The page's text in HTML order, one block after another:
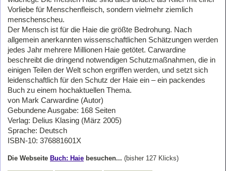
Vorliebe für Menschenfleisch, sondern vielmehr ziemlich
menschenscheu.
Der Mensch ist für die Haie die größte Bedrohung. Nach
allgemein anerkannten wissenschaftlichen Schätzungen werden
jedes Jahr mehrere Millionen Haie getötet. Carwardine
beschreibt die dringend notwendigen Schutzmaßnahmen, die in
einigen Teilen der Welt schon ergriffen werden, und setzt sich
leidenschaftlich für den Schutz der Haie ein – ein packendes
Buch zu einem hochaktuellen Thema.
von Mark Carwardine (Autor)
Gebundene Ausgabe: 168 Seiten
Verlag: Delius Klasing (März 2005)
Sprache: Deutsch
ISBN-10: 376881601X
Die Webseite Buch: Haie besuchen... (bisher 127 Klicks)